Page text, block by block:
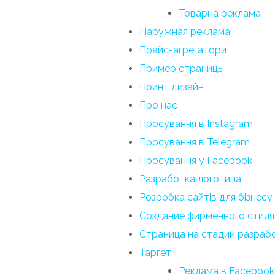
Товарна реклама
Наружная реклама
Прайс-агрегатори
Пример страницы
Принт дизайн
Про нас
Просування в Instagram
Просування в Telegram
Просування у Facebook
Разработка логотипа
Розробка сайтів для бізнесу
Создание фирменного стиля
Страница на стадии
Таргет
Реклама в Facebook